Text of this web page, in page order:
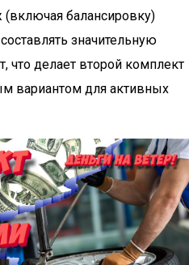
балансировку)
значительную
что делает второй комплект
вариантом для активных